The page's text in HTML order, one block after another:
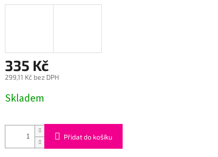
335 Kč
299,11 Kč bez DPH
cena:
Skladem
Přidat do košíku